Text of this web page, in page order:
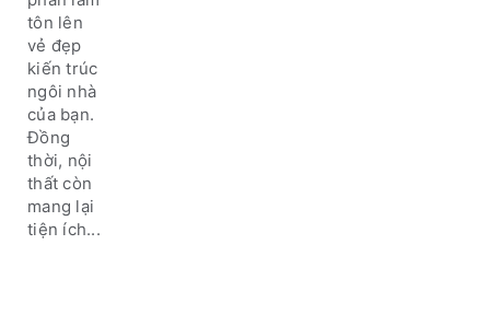
khi sống
phần
nửa
cuộc đời
nhiều
người
mới
nhận ra
tôn lên
vẻ đẹp
kiến trúc
ngôi nhà
của bạn.
Đồng
thời, nội
thất còn
mang lại
tiện ích...